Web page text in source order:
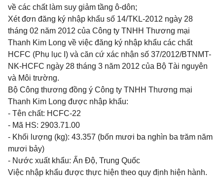
về các chất làm suy giảm tầng ô-dôn;
Xét đơn đăng ký nhập khẩu số 14/TKL-2012 ngày 28
tháng 02 năm 2012 của Công ty TNHH Thương mại
Thanh Kim Long về việc đăng ký nhập khẩu các chất
HCFC (Phụ lục I) và căn cứ xác nhận số 37/2012/BTNMT-
NK-HCFC ngày 28 tháng 3 năm 2012 của Bộ Tài nguyên
và Môi trường.
Bộ Công thương đồng ý Công ty TNHH Thương mại
Thanh Kim Long được nhập khẩu:
- Tên chất: HCFC-22
- Mã HS: 2903.71.00
- Khối lượng (kg): 43.357 (bốn mươi ba nghìn ba trăm năm
mươi bảy)
- Nước xuất khẩu: Ấn Độ, Trung Quốc
Việc nhập khẩu được thực hiện theo quy định hiện hành.